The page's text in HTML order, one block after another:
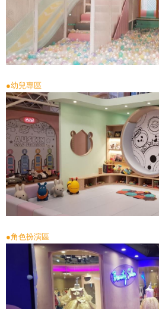
●幼兒專區
●角色扮演區